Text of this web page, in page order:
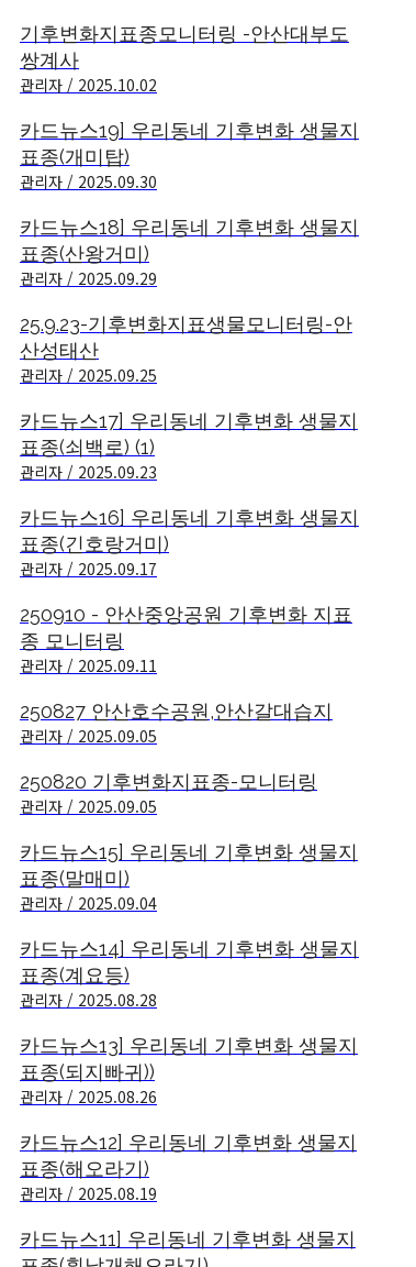
기후변화지표종모니터링 -안산대부도
쌍계사
관리자 / 2025.10.02
카드뉴스19] 우리동네 기후변화 생물지
표종(개미탑)
관리자 / 2025.09.30
카드뉴스18] 우리동네 기후변화 생물지
표종(산왕거미)
관리자 / 2025.09.29
25.9.23-기후변화지표생물모니터링-안
산성태산
관리자 / 2025.09.25
카드뉴스17] 우리동네 기후변화 생물지
표종(쇠백로) (1)
관리자 / 2025.09.23
카드뉴스16] 우리동네 기후변화 생물지
표종(긴호랑거미)
관리자 / 2025.09.17
250910 - 안산중앙공원 기후변화 지표
종 모니터링
관리자 / 2025.09.11
250827 안산호수공원,안산갈대습지
관리자 / 2025.09.05
250820 기후변화지표종-모니터링
관리자 / 2025.09.05
카드뉴스15] 우리동네 기후변화 생물지
표종(말매미)
관리자 / 2025.09.04
카드뉴스14] 우리동네 기후변화 생물지
표종(계요등)
관리자 / 2025.08.28
카드뉴스13] 우리동네 기후변화 생물지
표종(되지빠귀))
관리자 / 2025.08.26
카드뉴스12] 우리동네 기후변화 생물지
표종(해오라기)
관리자 / 2025.08.19
카드뉴스11] 우리동네 기후변화 생물지